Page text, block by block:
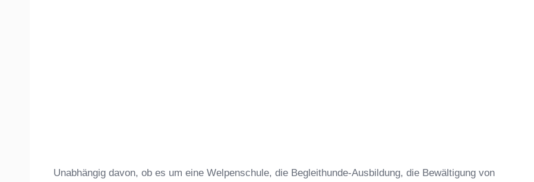
Unabhängig davon, ob es um eine Welpenschule, die Begleithunde-Ausbildung, die Bewältigung von